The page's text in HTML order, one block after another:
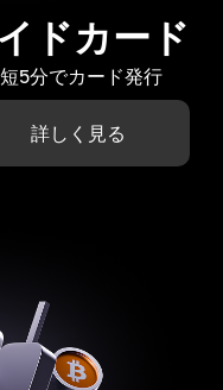
ドカード
5分でカード発行
詳しく見る